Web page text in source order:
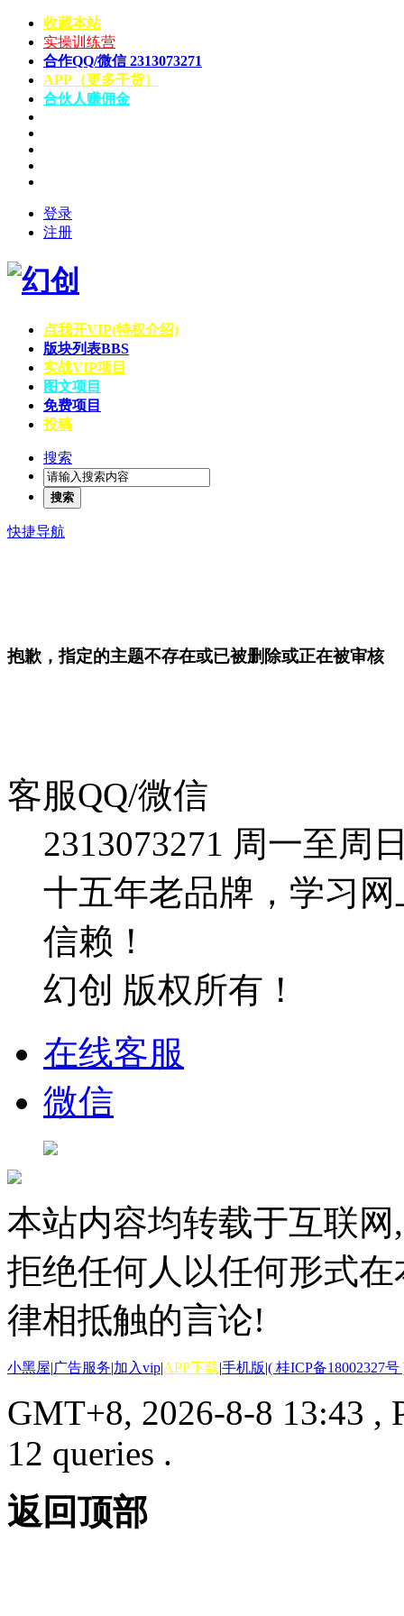
收藏本站
实操训练营
合作QQ/微信 2313073271
APP（更多干货）
合伙人赚佣金
登录
注册
点我开VIP(特权介绍)
版块列表BBS
实战VIP项目
图文项目
免费项目
投稿
搜索
搜索
快捷导航
抱歉，指定的主题不存在或已被删除或正在被审核
客服QQ/微信
2313073271 周一至周
十五年老品牌，学习
信赖！
幻创 版权所有！
在线客服
微信
本站内容均转载于互联
拒绝任何人以任何形式
律相抵触的言论!
小黑屋|广告服务|加入vip|APP下载|手机版|( 桂ICP备18002327号
GMT+8, 2026-8-8 13:43 ,
12 queries .
返回顶部